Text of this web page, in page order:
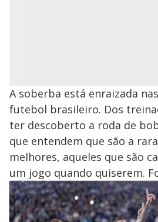
A soberba está enraizada
futebol brasileiro. Dos
ter descoberto a roda de
que entendem que são a
melhores, aqueles que são
um jogo quando quiserem.